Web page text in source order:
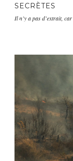
SECRÈTES
Il n’y a pas d’extrait,